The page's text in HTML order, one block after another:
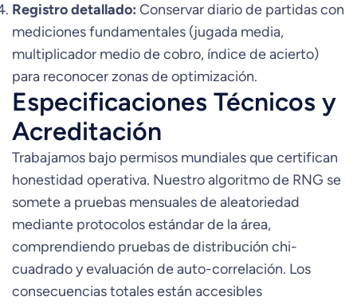
Registro detallado: Conservar diario de partidas con
mediciones fundamentales (jugada media,
multiplicador medio de cobro, índice de acierto)
para reconocer zonas de optimización.
Especificaciones Técnicos y
Acreditación
Trabajamos bajo permisos mundiales que certifican
honestidad operativa. Nuestro algoritmo de RNG se
somete a pruebas mensuales de aleatoriedad
mediante protocolos estándar de la área,
comprendiendo pruebas de distribución chi-
cuadrado y evaluación de auto-correlación. Los
consecuencias totales están accesibles